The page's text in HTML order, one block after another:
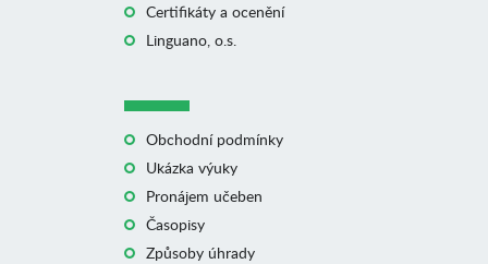
Certifikáty a ocenění
Linguano, o.s.
Obchodní podmínky
Ukázka výuky
Pronájem učeben
Časopisy
Způsoby úhrady